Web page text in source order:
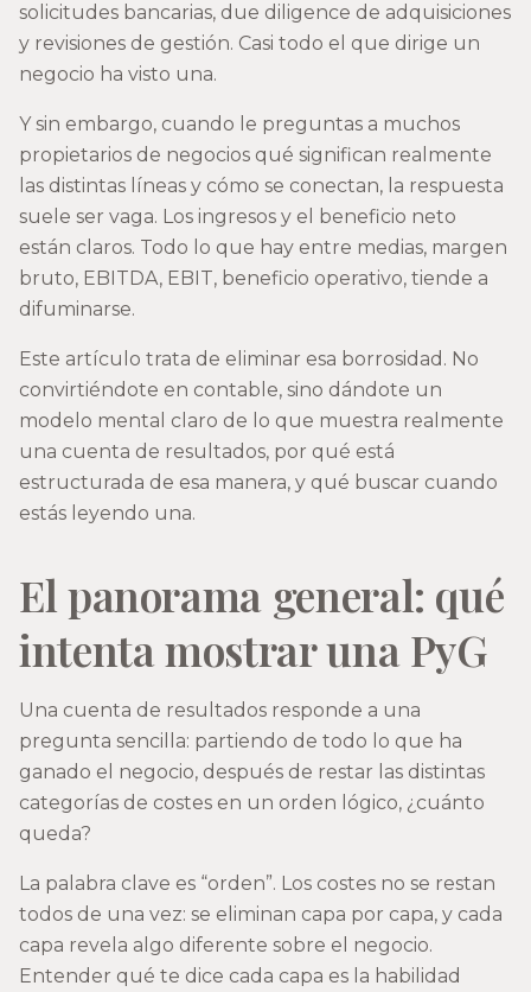
solicitudes bancarias, due diligence de adquisiciones
y revisiones de gestión. Casi todo el que dirige un
negocio ha visto una.
Y sin embargo, cuando le preguntas a muchos
propietarios de negocios qué significan realmente
las distintas líneas y cómo se conectan, la respuesta
suele ser vaga. Los ingresos y el beneficio neto
están claros. Todo lo que hay entre medias, margen
bruto, EBITDA, EBIT, beneficio operativo, tiende a
difuminarse.
Este artículo trata de eliminar esa borrosidad. No
convirtiéndote en contable, sino dándote un
modelo mental claro de lo que muestra realmente
una cuenta de resultados, por qué está
estructurada de esa manera, y qué buscar cuando
estás leyendo una.
El panorama general: qué
intenta mostrar una PyG
Una cuenta de resultados responde a una
pregunta sencilla: partiendo de todo lo que ha
ganado el negocio, después de restar las distintas
categorías de costes en un orden lógico, ¿cuánto
queda?
La palabra clave es “orden”. Los costes no se restan
todos de una vez: se eliminan capa por capa, y cada
capa revela algo diferente sobre el negocio.
Entender qué te dice cada capa es la habilidad